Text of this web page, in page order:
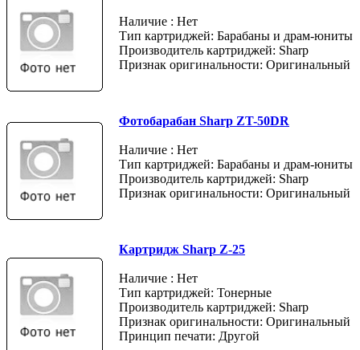
Наличие : Нет
Тип картриджей: Барабаны и драм-юниты
Производитель картриджей: Sharp
Признак оригинальности: Оригинальный
Фотобарабан Sharp ZT-50DR
Наличие : Нет
Тип картриджей: Барабаны и драм-юниты
Производитель картриджей: Sharp
Признак оригинальности: Оригинальный
Картридж Sharp Z-25
Наличие : Нет
Тип картриджей: Тонерные
Производитель картриджей: Sharp
Признак оригинальности: Оригинальный
Принцип печати: Другой